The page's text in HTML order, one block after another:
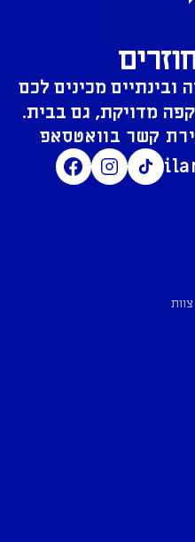
מכינים לכם
מדויקת, גם בבית.